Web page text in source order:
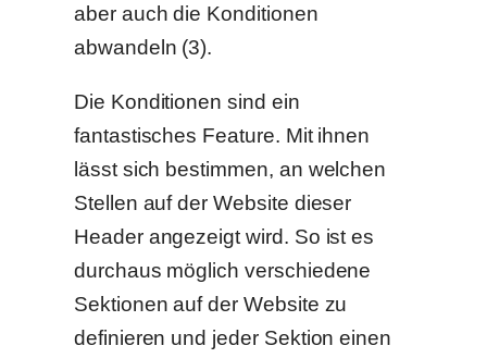
aber auch die Konditionen
abwandeln (3).
Die Konditionen sind ein
fantastisches Feature. Mit ihnen
lässt sich bestimmen, an welchen
Stellen auf der Website dieser
Header angezeigt wird. So ist es
durchaus möglich verschiedene
Sektionen auf der Website zu
definieren und jeder Sektion einen